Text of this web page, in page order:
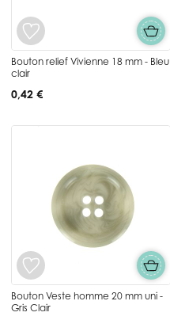
Bouton relief Vivienne 18 mm - Bleu
clair
0,42 €
Bouton Veste homme 20 mm uni -
Gris Clair